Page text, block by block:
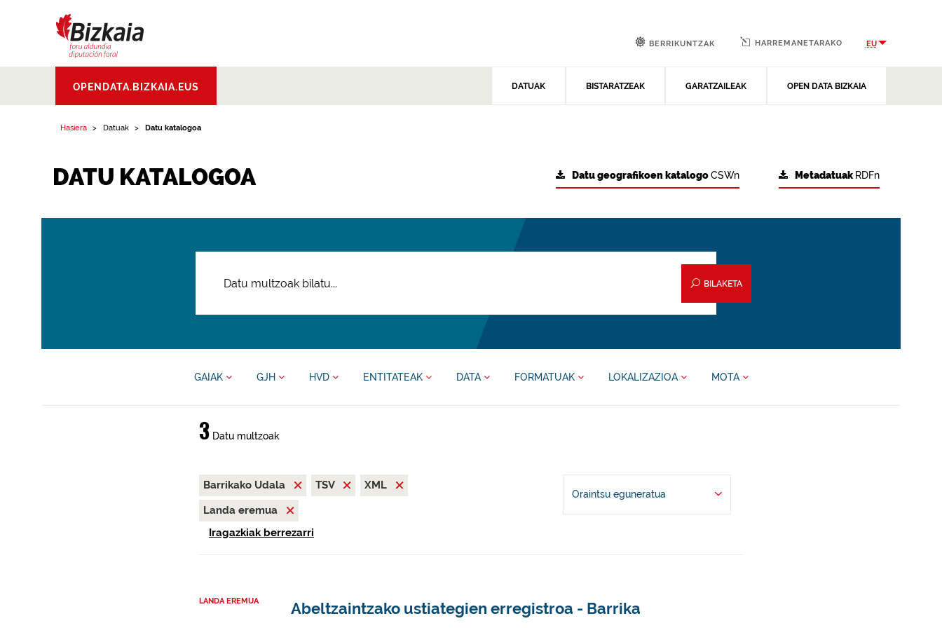
Aldundia.Diputacion
Foral de Bizkaia
OPENDATA.BIZKAIA.EUS DATUAK BISTARATZEAK GARATZAILEAK OPEN DATA BIZKAIA
BERRIKUNTZAK HARREMANETARAKO EU
Hasiera Datuak Datu katalogoa
DATU KATALOGOA Metadatuak RDFn
Datu geografikoen katalogoCSWn
BILAKETA
GAIAK GJH HVD ENTITATEAK DATA FORMATUAK LOKALIZAZIOA MOTA
3Datu multzoak
Barrikako Udala TSV
XML
Landa eremua
Iragazkiak berrezarri
Oraintsu eguneratua
LANDA EREMUA Abeltzaintzako ustiategien erregistroa - Barrika